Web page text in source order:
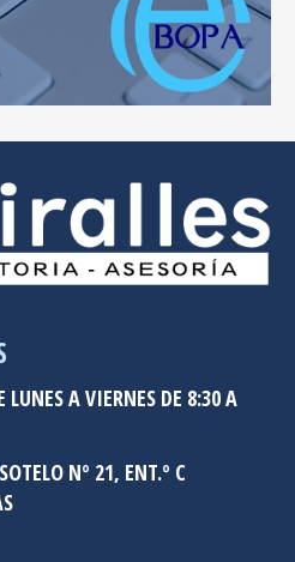
LUNES A VIERNES DE 8:30 A
Nº 21, ENT.º C